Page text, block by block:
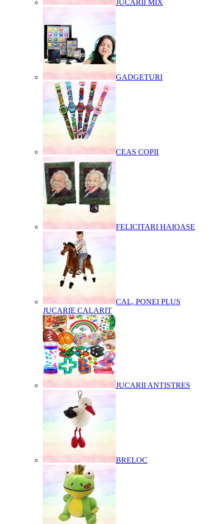
JUCARII MIX
GADGETURI
CEAS COPII
FELICITARI HAIOASE
CAL, PONEI PLUS
JUCARIE CALARIT
JUCARII ANTISTRES
BRELOC